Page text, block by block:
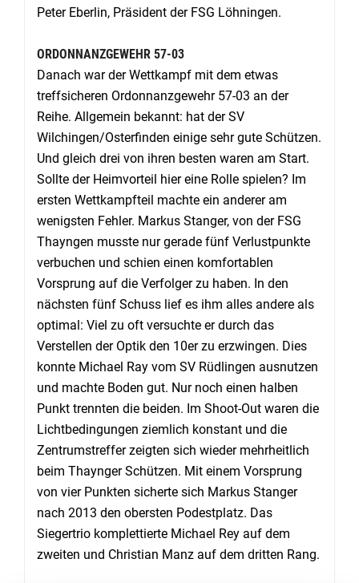
Peter Eberlin, Präsident der FSG Löhningen.
ORDONNANZGEWEHR 57-03
Danach war der Wettkampf mit dem etwas
treffsicheren Ordonnanzgewehr 57-03 an der
Reihe. Allgemein bekannt: hat der SV
Wilchingen/Osterfinden einige sehr gute Schützen.
Und gleich drei von ihren besten waren am Start.
Sollte der Heimvorteil hier eine Rolle spielen? Im
ersten Wettkampfteil machte ein anderer am
wenigsten Fehler. Markus Stanger, von der FSG
Thayngen musste nur gerade fünf Verlustpunkte
verbuchen und schien einen komfortablen
Vorsprung auf die Verfolger zu haben. In den
nächsten fünf Schuss lief es ihm alles andere als
optimal: Viel zu oft versuchte er durch das
Verstellen der Optik den 10er zu erzwingen. Dies
konnte Michael Ray vom SV Rüdlingen ausnutzen
und machte Boden gut. Nur noch einen halben
Punkt trennten die beiden. Im Shoot-Out waren die
Lichtbedingungen ziemlich konstant und die
Zentrumstreffer zeigten sich wieder mehrheitlich
beim Thaynger Schützen. Mit einem Vorsprung
von vier Punkten sicherte sich Markus Stanger
nach 2013 den obersten Podestplatz. Das
Siegertrio komplettierte Michael Rey auf dem
zweiten und Christian Manz auf dem dritten Rang.